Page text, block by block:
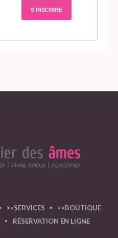
>>SERVICES
>>BOUTIQUE
RÉSERVATION EN LIGNE